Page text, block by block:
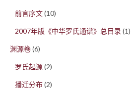
前言序文(10)
2007年版《中华罗氏通谱》总目录(1)
渊源卷(6)
罗氏起源(2)
播迁分布(2)